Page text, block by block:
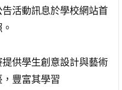
活動訊息於學校網站首
供學生創意設計與藝術
豐富其學習